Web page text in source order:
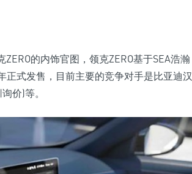
的内饰官图，领克ZERO基于SEA浩瀚
式发售，目前主要的竞争对手是比亚迪汉
价)等。